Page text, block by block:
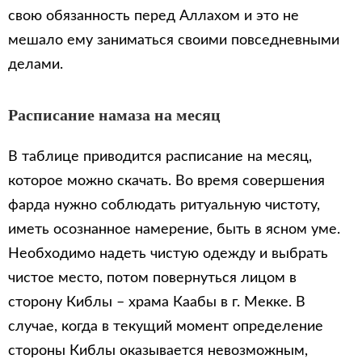
свою обязанность перед Аллахом и это не
мешало ему заниматься своими повседневными
делами.
Расписание намаза на месяц
В таблице приводится расписание на месяц,
которое можно скачать. Во время совершения
фарда нужно соблюдать ритуальную чистоту,
иметь осознанное намерение, быть в ясном уме.
Необходимо надеть чистую одежду и выбрать
чистое место, потом повернуться лицом в
сторону Киблы – храма Каабы в г. Мекке. В
случае, когда в текущий момент определение
стороны Киблы оказывается невозможным,